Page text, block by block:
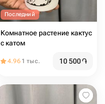
Последний
Комнатное растение кактус
с катом
4.96 1 тыс. 10 500֏